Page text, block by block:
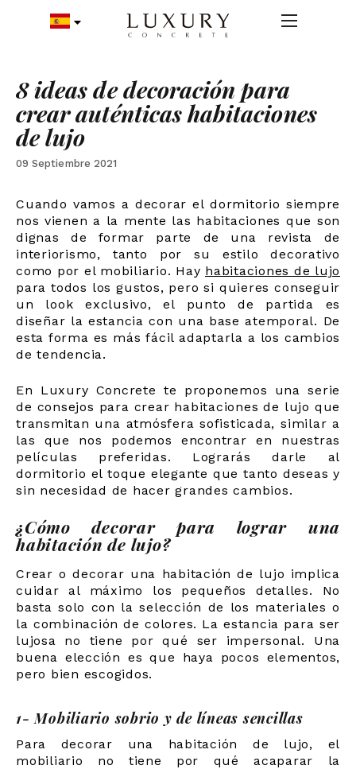
8 ideas de decoración para
crear auténticas habitaciones
de lujo
09 Septiembre 2021
Cuando vamos a decorar el dormitorio siempre
nos vienen a la mente las habitaciones que son
dignas de formar parte de una revista de
interiorismo, tanto por su estilo decorativo
como por el mobiliario. Hay habitaciones de lujo
para todos los gustos, pero si quieres conseguir
un look exclusivo, el punto de partida es
diseñar la estancia con una base atemporal. De
esta forma es más fácil adaptarla a los cambios
de tendencia.
En Luxury Concrete te proponemos una serie
de consejos para crear habitaciones de lujo que
transmitan una atmósfera sofisticada, similar a
las que nos podemos encontrar en nuestras
películas preferidas. Lograrás darle al
dormitorio el toque elegante que tanto deseas y
sin necesidad de hacer grandes cambios.
¿Cómo decorar para lograr una
habitación de lujo?
Crear o decorar una habitación de lujo implica
cuidar al máximo los pequeños detalles. No
basta solo con la selección de los materiales o
la combinación de colores. La estancia para ser
lujosa no tiene por qué ser impersonal. Una
buena elección es que haya pocos elementos,
pero bien escogidos.
1- Mobiliario sobrio y de líneas sencillas
Para decorar una habitación de lujo, el
mobiliario no tiene por qué acaparar la